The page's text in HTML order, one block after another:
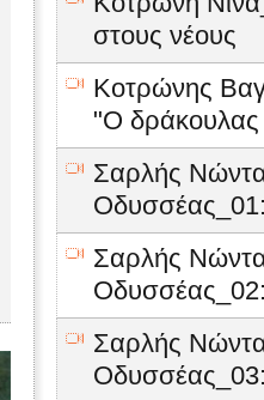
στους νέους
Κοτρώνης
"Ο
Σαρλής
Σαρλής
Σαρλής